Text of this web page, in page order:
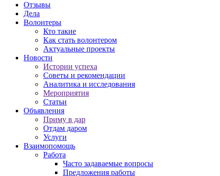
Отзывы
Дела
Волонтеры
Кто такие
Как стать волонтером
Актуальные проекты
Новости
Истории успеха
Советы и рекомендации
Аналитика и исследования
Мероприятия
Статьи
Объявления
Приму в дар
Отдам даром
Услуги
Взаимопомощь
Работа
Часто задаваемые вопросы
Предложения работы